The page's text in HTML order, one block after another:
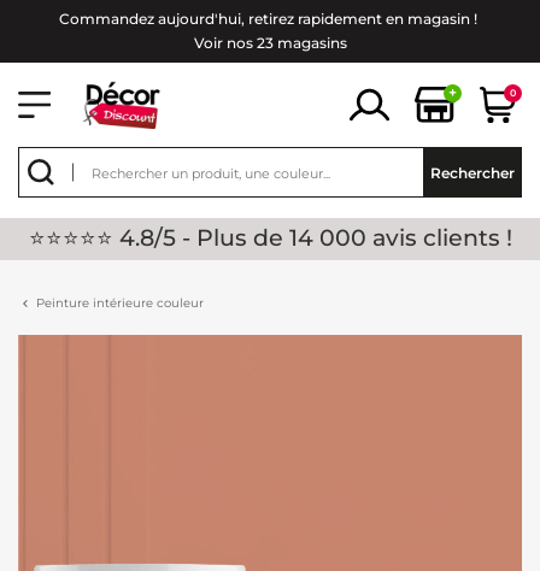
Commandez aujourd'hui, retirez rapidement en magasin !
Voir nos 23 magasins
+ 0
Rechercher
⭐⭐⭐⭐⭐ 4.8/5 - Plus de 14 000 avis clients !
Peinture intérieure couleur